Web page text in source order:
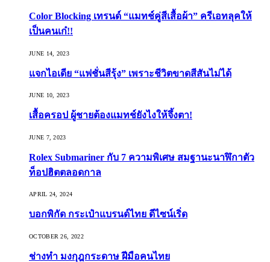
Color Blocking เทรนด์ “แมทช์คู่สีเสื้อผ้า” ครีเอทลุคให้
เป็นคนเก๋!!
JUNE 14, 2023
แจกไอเดีย “แฟชั่นสีรุ้ง” เพราะชีวิตขาดสีสันไม่ได้
JUNE 10, 2023
เสื้อครอป ผู้ชายต้องแมทช์ยังไงให้จึ้งตา!
JUNE 7, 2023
Rolex Submariner กับ 7 ความพิเศษ สมฐานะนาฬิกาตัว
ท็อปฮิตตลอดกาล
APRIL 24, 2024
บอกพิกัด กระเป๋าแบรนด์ไทย ดีไซน์เริ่ด
OCTOBER 26, 2022
ช่างทำ มงกุฎกระดาษ ฝีมือคนไทย